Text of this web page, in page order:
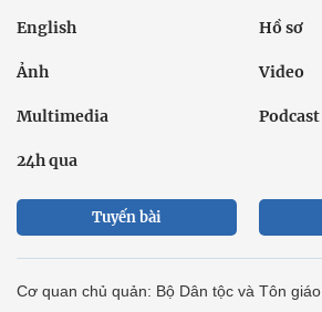
English Hồ sơ
Ảnh Video
Multimedia Podcast
24h qua
Tuyến bài
Cơ quan chủ quản: Bộ Dân tộc và Tôn giáo